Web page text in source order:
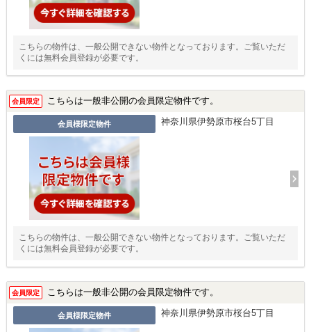
こちらの物件は、一般公開できない物件となっております。ご覧いただ
くには無料会員登録が必要です。
会員限定 こちらは一般非公開の会員限定物件です。
会員様限定物件 神奈川県伊勢原市桜台5丁目
こちらの物件は、一般公開できない物件となっております。ご覧いただ
くには無料会員登録が必要です。
会員限定 こちらは一般非公開の会員限定物件です。
会員様限定物件 神奈川県伊勢原市桜台5丁目